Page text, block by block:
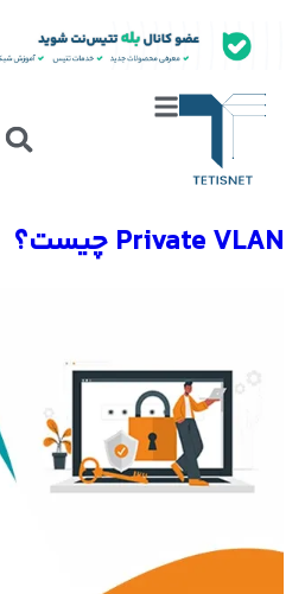
Private VLAN چیست؟